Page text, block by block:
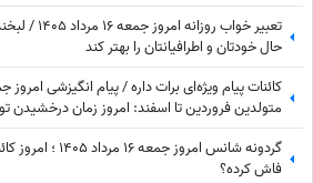
تعبیر
حال خودتان و اطرافیانتان را بهتر کند
متولدین فروردین تا اسفند: امروز زمان درخشیدن
گردونه شانس امروز
فاش کرده؟